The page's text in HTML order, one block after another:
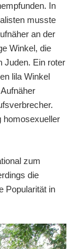
In
musste
an der
Winkel, die
Juden. Ein roter
lila Winkel
homosexueller
zum
die
Popularität in